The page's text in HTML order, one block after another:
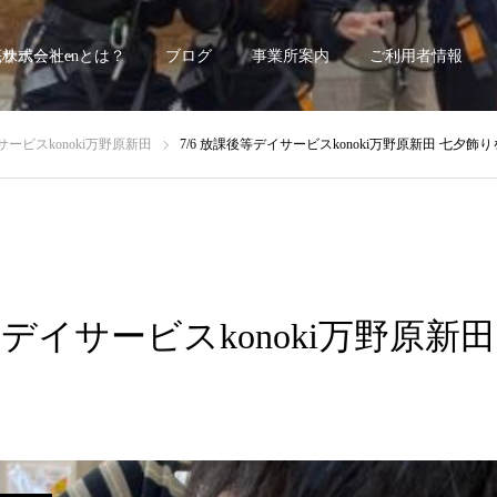
ポート~
株式会社enとは？ ブログ 事業所案内 ご利用者情報
ービスkonoki万野原新田 7/6 放課後等デイサービスkonoki万野原新田 七夕飾り
イサービスkonoki万野原新